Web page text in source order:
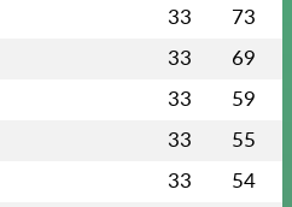
33 73
33 69
33 59
33 55
33 54